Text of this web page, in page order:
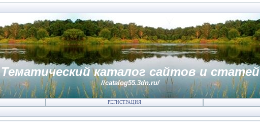
Тематический каталог сайтов и статей
//catalog55.3dn.ru/
РЕГИСТРАЦИЯ